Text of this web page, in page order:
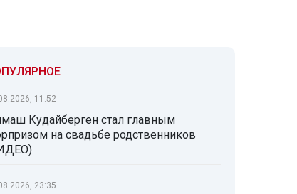
11:52
Кудайберген стал главным
на свадьбе родственников
23:35